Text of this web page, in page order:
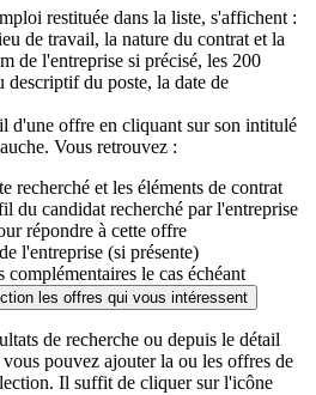
restituée dans la liste, s'affichent :
de travail, la nature du contrat et la
de l'entreprise si précisé, les 200
descriptif du poste, la date de
d'une offre en cliquant sur son intitulé
Vous retrouvez :
recherché et les éléments de contrat
du candidat recherché par l'entreprise
répondre à cette offre
l'entreprise (si présente)
complémentaires le cas échéant
les offres qui vous intéressent
de recherche ou depuis le détail
pouvez ajouter la ou les offres de
Il suffit de cliquer sur l'icône